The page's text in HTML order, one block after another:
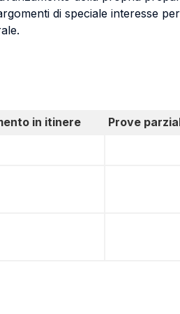
di speciale interesse
in itinere
Prove